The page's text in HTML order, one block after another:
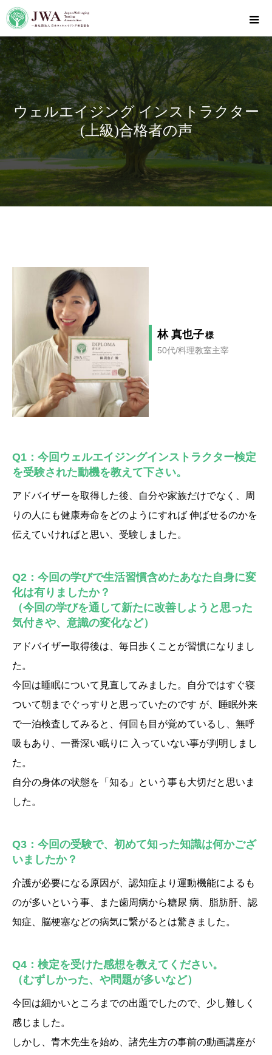
ウェルエイジング インストラクター
(上級)合格者の声
林 真也子様
50代/料理教室主宰
Q1：今回ウェルエイジングインストラクター検定
を受験された動機を教えて下さい。
アドバイザーを取得した後、自分や家族だけでなく、周
りの人にも健康寿命をどのようにすれば 伸ばせるのかを
伝えていければと思い、受験しました。
Q2：今回の学びで生活習慣含めたあなた自身に変
化は有りましたか？
（今回の学びを通して新たに改善しようと思った
気付きや、意識の変化など）
アドバイザー取得後は、毎日歩くことが習慣になりまし
た。
今回は睡眠について見直してみました。自分ではすぐ寝
ついて朝までぐっすりと思っていたのです が、睡眠外来
で一泊検査してみると、何回も目が覚めているし、無呼
吸もあり、一番深い眠りに 入っていない事が判明しまし
た。
自分の身体の状態を「知る」という事も大切だと思いま
した。
Q3：今回の受験で、初めて知った知識は何かござ
いましたか？
介護が必要になる原因が、認知症より運動機能によるも
のが多いという事、また歯周病から糖尿 病、脂肪肝、認
知症、脳梗塞などの病気に繋がるとは驚きました。
Q4：検定を受けた感想を教えてください。
（むずしかった、や問題が多いなど）
今回は細かいところまでの出題でしたので、少し難しく
感じました。
しかし、青木先生を始め、諸先生方の事前の動画講座が